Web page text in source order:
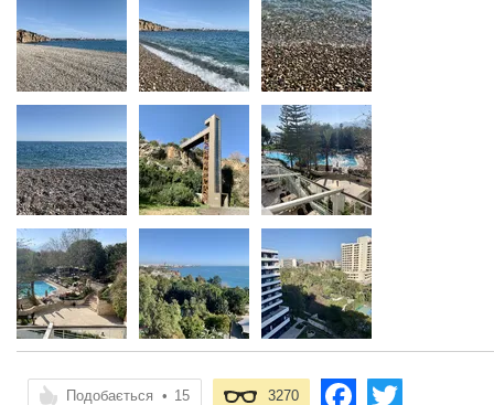
Подобається • 15 3270